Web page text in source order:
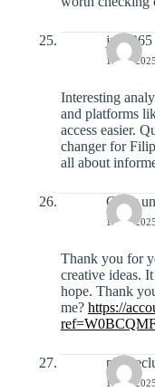
juan365
10-12-
Interesting
and platforms
access easier.
changer for
all about
Créer
13-12-
Thank you for
creative ideas.
hope. Thank
me? https://
14-12-